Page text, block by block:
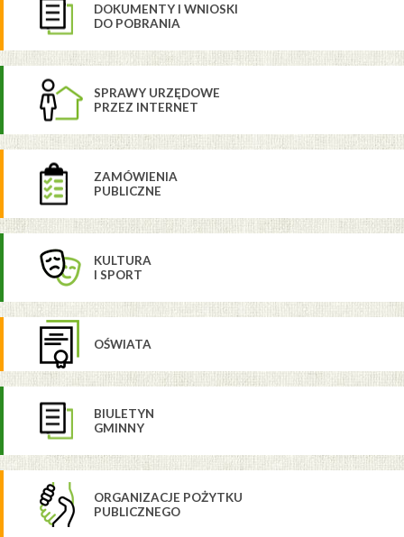
DOKUMENTY I WNIOSKI
DO POBRANIA
SPRAWY URZĘDOWE
PRZEZ INTERNET
ZAMÓWIENIA
PUBLICZNE
KULTURA
I SPORT
OŚWIATA
BIULETYN
GMINNY
ORGANIZACJE POŻYTKU
PUBLICZNEGO